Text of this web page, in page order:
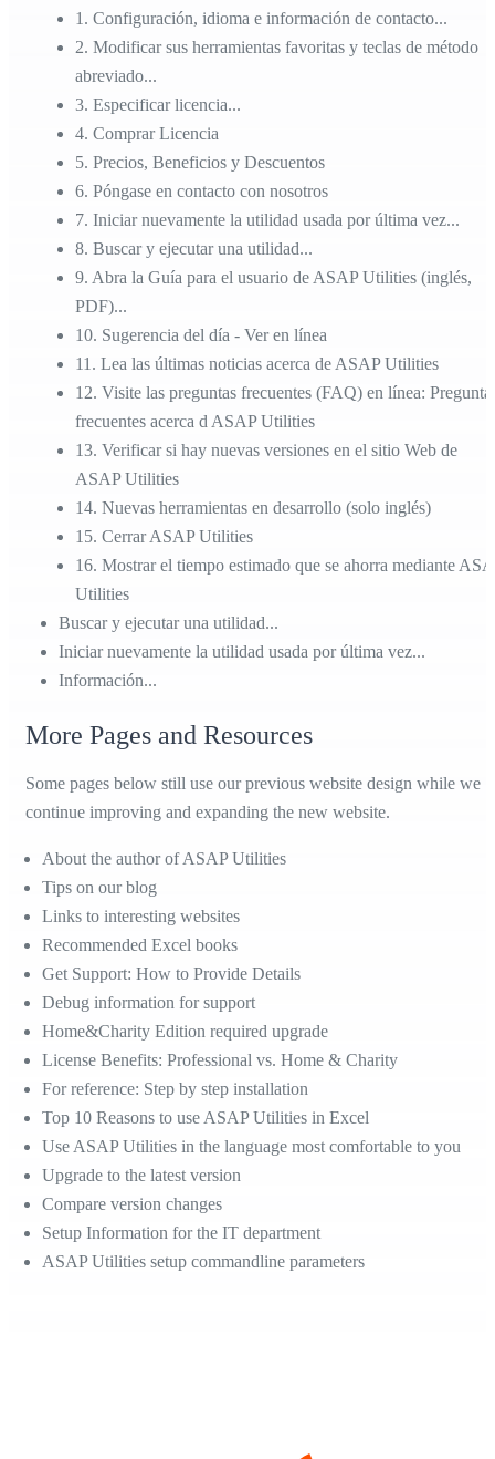
1 . Configuración, idioma e información de contacto...
2. Modificar sus herramientas favoritas y teclas de método
abreviado...
3. Especificar licencia...
4. Comprar Licencia
5. Precios, Beneficios y Descuentos
6. Póngase en contacto con nosotros
7. Iniciar nuevamente la utilidad usada por última vez...
8. Buscar y ejecutar una utilidad...
9. Abra la Guía para el usuario de ASAP Utilities (inglés,
PDF)...
10. Sugerencia del día - Ver en línea
11 . Lea las últimas noticias acerca de ASAP Utilities
12. Visite las preguntas frecuentes (FAQ) en línea:
frecuentes acerca d ASAP Utilities
13. Verificar si hay nuevas versiones en el sitio Web de
ASAP Utilities
14. Nuevas herramientas en desarrollo (solo inglés)
15. Cerrar ASAP Utilities
16. Mostrar el tiempo estimado que se ahorra mediante
Utilities
Buscar y ejecutar una utilidad...
Iniciar nuevamente la utilidad usada por última vez...
Información...
More Pages and Resources
Some pages below still use our previous website design while we
continue improving and expanding the new website.
About the author of ASAP Utilities
Tips on our blog
Links to interesting websites
Recommended Excel books
Get Support: How to Provide Details
Debug information for support
Home&Charity Edition required upgrade
License Benefits: Professional vs. Home & Charity
For reference: Step by step installation
Top 10 Reasons to use ASAP Utilities in Excel
Use ASAP Utilities in the language most comfortable to you
Upgrade to the latest version
Compare version changes
Setup Information for the IT department
ASAP Utilities setup commandline parameters